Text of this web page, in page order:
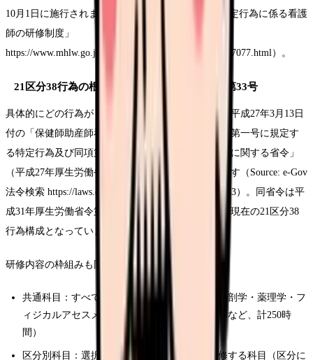
10月1日に施行されました（Source: 厚生労働省「特定行為に係る看護
師の研修制度」
https://www.mhlw.go.jp/stf/seisakunitsuite/bunya/0000077077.html）。
21区分38行為の根拠：平成27年厚生労働省令第33号
具体的にどの行為が「特定行為」に該当するかは、平成27年3月13日
付の「保健師助産師看護師法第三十七条の二第二項第一号に規定す
る特定行為及び同項第四号に規定する特定行為研修に関する省令」
（平成27年厚生労働省令第33号）で定められています（Source: e-Gov
法令検索 https://laws.e-gov.go.jp/law/427M60000100033）。同省令は平
成31年厚生労働省令第73号などで一部改正を経て、現在の21区分38
行為構成となっています。
研修内容の枠組みも同省令で規定され、
共通科目：すべての受講者が履修する科目（解剖学・薬理学・フ
ィジカルアセスメント・臨床推論・医療安全学など、計250時
間）
区分別科目：選択する特定行為区分ごとに履修する科目（区分に